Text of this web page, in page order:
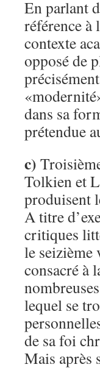
En parlant
référence à
contexte
opposé de
dans sa
prétendue
c)
Tolkien et
produisent
A titre
critiques
le seizième
consacré à
lequel se
de sa foi
Mais après